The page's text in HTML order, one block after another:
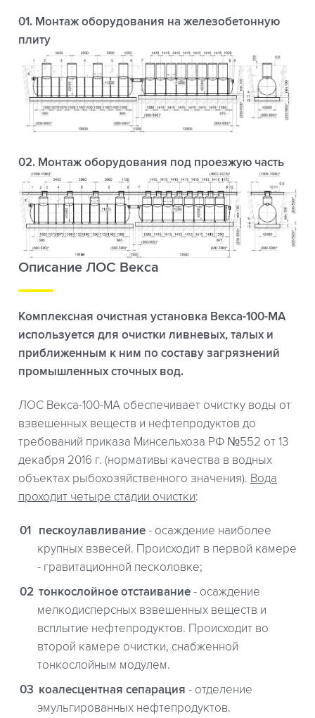
01. Монтаж оборудования на железобетонную
плиту
02. Монтаж оборудования под проезжую часть
Описание ЛОС Векса
Комплексная очистная установка Векса-100-МА
используется для очистки ливневых, талых и
приближенным к ним по составу загрязнений
промышленных сточных вод.
ЛОС Векса-100-МА обеспечивает очистку воды от
взвешенных веществ и нефтепродуктов до
требований приказа Минсельхоза РФ №552 от 13
декабря 2016 г. (нормативы качества в водных
объектах рыбохозяйственного значения). Вода
проходит четыре стадии очистки:
пескоулавливание - осаждение наиболее
крупных взвесей. Происходит в первой камере
- гравитационной песколовке;
тонкослойное отстаивание - осаждение
мелкодисперсных взвешенных веществ и
всплытие нефтепродуктов. Происходит во
второй камере очистки, снабженной
тонкослойным модулем.
коалесцентная сепарация - отделение
эмульгированных нефтепродуктов.